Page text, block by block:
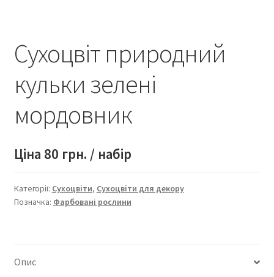
Сухоцвіт природний
кульки зелені
мордовник
Ціна 80 грн. / набір
Категорії: Сухоцвіти, Сухоцвіти для декору
Позначка: Фарбовані рослини
Опис